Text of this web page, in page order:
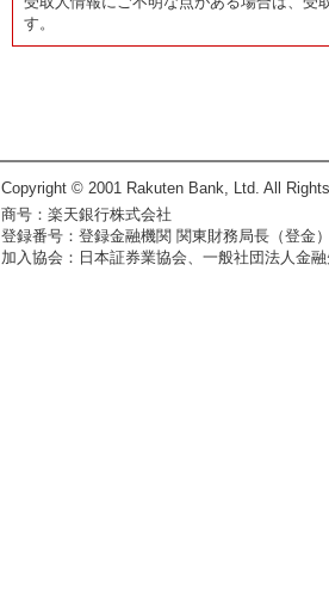
す。
Copyright © 2001 Rakuten Bank, Ltd. All
商号：楽天銀行株式会社
登録番号：登録金融機関 関東財務局長（登金
加入協会：日本証券業協会、一般社団法人金